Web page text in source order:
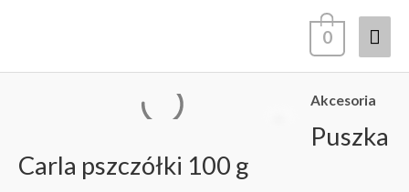
0
Akcesoria
Puszka
Carla pszczółki 100 g
Carla